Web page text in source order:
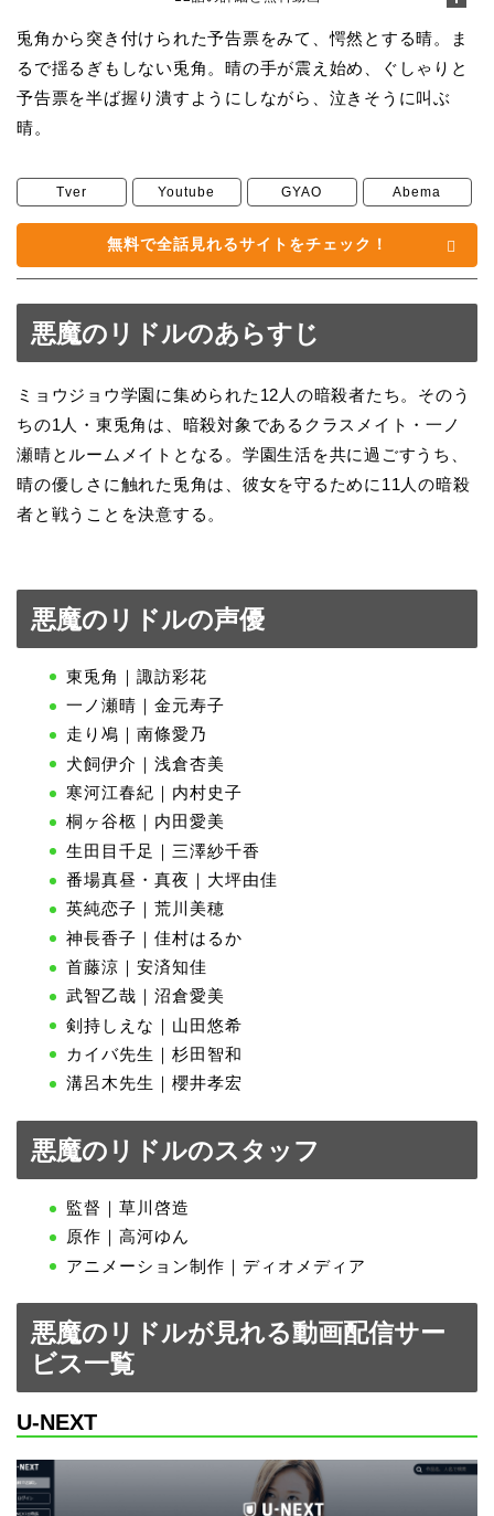
兎角から突き付けられた予告票をみて、愕然とする晴。ま
るで揺るぎもしない兎角。晴の手が震え始め、ぐしゃりと
予告票を半ば握り潰すようにしながら、泣きそうに叫ぶ
晴。
Tver Youtube GYAO Abema
無料で全話見れるサイトをチェック！
悪魔のリドルのあらすじ
ミョウジョウ学園に集められた12人の暗殺者たち。そのう
ちの1人・東兎角は、暗殺対象であるクラスメイト・一ノ
瀬晴とルームメイトとなる。学園生活を共に過ごすうち、
晴の優しさに触れた兎角は、彼女を守るために11人の暗殺
者と戦うことを決意する。
悪魔のリドルの声優
東兎角｜諏訪彩花
一ノ瀬晴｜金元寿子
走り鳰｜南條愛乃
犬飼伊介｜浅倉杏美
寒河江春紀｜内村史子
桐ヶ谷柩｜内田愛美
生田目千足｜三澤紗千香
番場真昼・真夜｜大坪由佳
英純恋子｜荒川美穂
神長香子｜佳村はるか
首藤涼｜安済知佳
武智乙哉｜沼倉愛美
剣持しえな｜山田悠希
カイバ先生｜杉田智和
溝呂木先生｜櫻井孝宏
悪魔のリドルのスタッフ
監督｜草川啓造
原作｜高河ゆん
アニメーション制作｜ディオメディア
悪魔のリドルが見れる動画配信サー
ビス一覧
U-NEXT